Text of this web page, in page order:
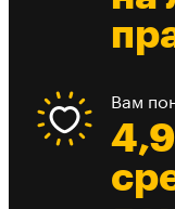
Вам